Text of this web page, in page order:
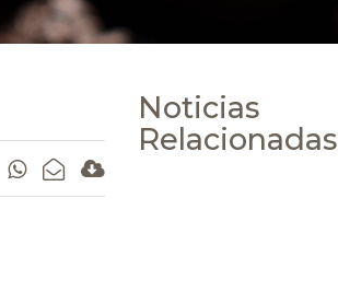
Noticias
Relacionadas